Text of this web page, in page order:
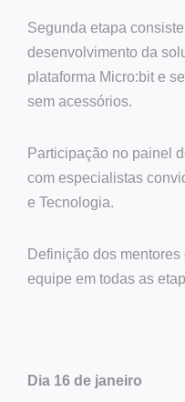
Segunda etapa
desenvolvimento da
plataforma Micro:bit e
sem acessórios.
Participação no painel
com especialistas
e Tecnologia.
Definição dos
equipe em todas as
Dia 16 de janeiro